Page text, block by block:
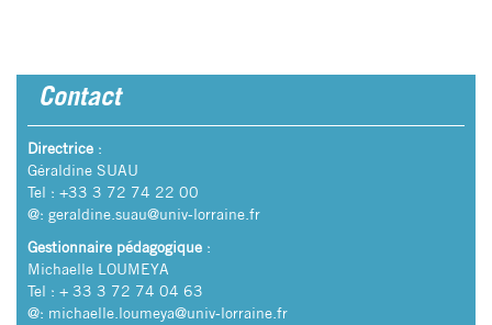
Contact
Directrice :
Géraldine SUAU
Tel : +33 3 72 74 22 00
@: geraldine.suau@univ-lorraine.fr
Gestionnaire pédagogique :
Michaelle LOUMEYA
Tel : + 33 3 72 74 04 63
@: michaelle.loumeya@univ-lorraine.fr